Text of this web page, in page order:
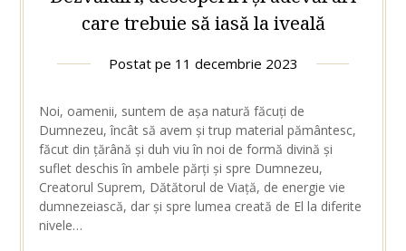
care trebuie să iasă la iveală
Postat pe 11 decembrie 2023
Noi, oamenii, suntem de așa natură făcuți de
Dumnezeu, încât să avem și trup material pământesc,
făcut din țărână și duh viu în noi de formă divină și
suflet deschis în ambele părți și spre Dumnezeu,
Creatorul Suprem, Dătătorul de Viață, de energie vie
dumnezeiască, dar și spre lumea creată de El la diferite
nivele…